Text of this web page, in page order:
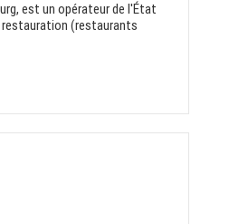
est un opérateur de l'État
restauration (restaurants